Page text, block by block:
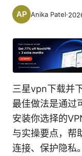
Anika Patel·
三星vpn下载并
最佳做法是通过
安装你选择的
与实操要点，帮
连接、保护隐私。